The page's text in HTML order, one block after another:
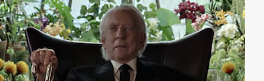
Nebenrollen.